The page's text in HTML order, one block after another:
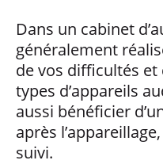
Dans un cabinet
généralement
de vos difficultés
types d’appareils
aussi bénéficier
après
suivi.